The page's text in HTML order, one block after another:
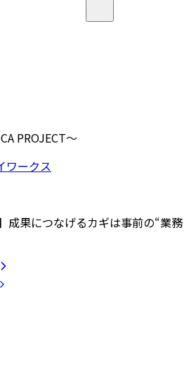
PROJECT～
成果につなげるカギは事前の“業務